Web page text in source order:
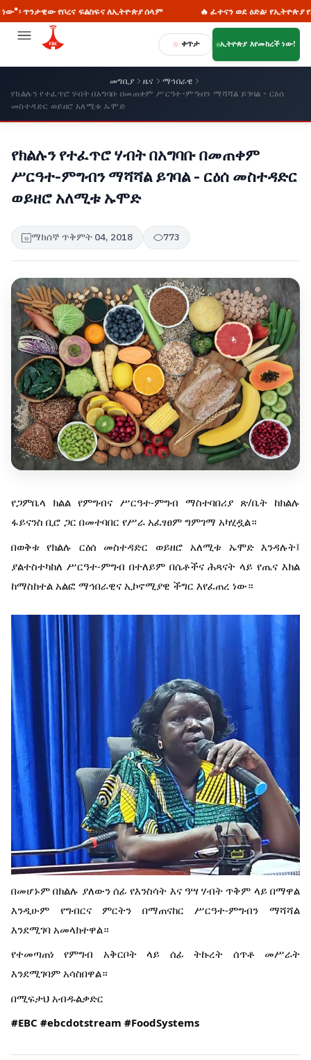
የቦረና ፍልስፍና ለኢትዮጵያ ሰላም 🔥 ፈተናን ወደ ዕድል፡ የኢትዮጵያ የልማት
ቀጥታ ኢትዮጵያ እየመከረች ነው!
መግቢያ ዜና
ማኅበራዊ
የክልሉን የተፈጥሮ ሃብት በአግባቡ በመጠቀም ሥርዓተ-ምግብን ማሻሻል ይገባል - ርዕሰ
መስተዳድር ወይዘሮ አለሚቱ ኡሞድ
የክልሉን የተፈጥሮ ሃብት በአግባቡ በመጠቀም
ሥርዓተ-ምግብን ማሻሻል ይገባል - ርዕሰ መስተዳድር
ወይዘሮ አለሚቱ ኡሞድ
ማክሰኞ ጥቅምት 04, 2018 773
የጋምቤላ ክልል የምግብና ሥርዓተ-ምግብ ማስተባበሪያ ጽ/ቤት ከክልሉ
ፋይናንስ ቢሮ ጋር በመተባበር የሥራ አፈፃፀም ግምገማ አካሂዷል።
በወቅቱ የክልሉ ርዕሰ መስተዳድር ወይዘሮ አለሚቱ ኡሞድ እንዳሉት፤
ያልተስተካከለ ሥርዓተ-ምግብ በተለይም በሴቶችና ሕጻናት ላይ የጤና እክል
ከማስከተል አልፎ ማኅበራዊና ኢኮኖሚያዊ ችግር እየፈጠረ ነው።
በመሆኑም በክልሉ ያለውን ሰፊ የእንስሳት እና ዓሣ ሃብት ጥቅም ላይ በማዋል
እንዲሁም የግብርና ምርትን በማጠናከር ሥርዓተ-ምግብን ማሻሻል
እንደሚገባ አመላክተዋል።
የተመጣጠነ የምግብ አቅርቦት ላይ ሰፊ ትኩረት ሰጥቶ መሥራት
እንደሚገባም አሳስበዋል።
በሚፍታህ አብዱልቃድር
#EBC #ebcdotstream #FoodSystems